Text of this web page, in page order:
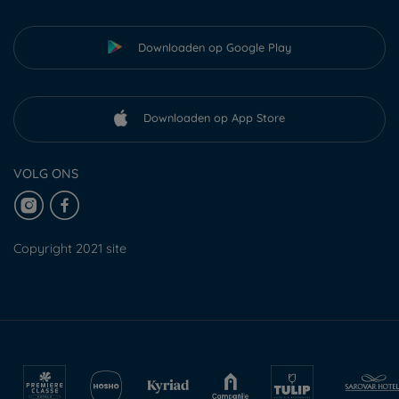
Downloaden op Google Play
Downloaden op App Store
VOLG ONS
Copyright 2021 site